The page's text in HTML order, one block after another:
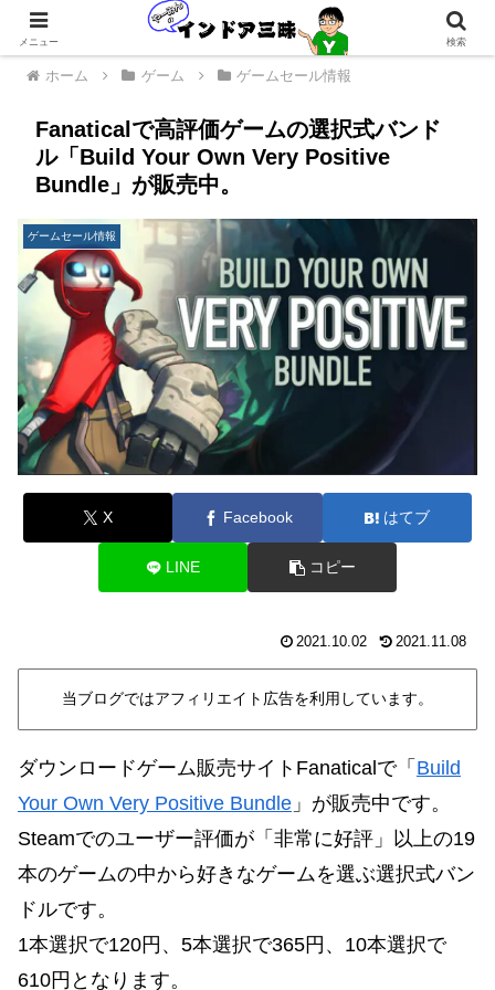
ホーム ゲーム ゲームセール情報
Fanaticalで高評価ゲームの選択式バンド
ル「Build Your Own Very Positive
Bundle」が販売中。
ゲームセール情報
X Facebook はてブ
LINE コピー
2021.10.02 2021.11.08
当ブログではアフィリエイト広告を利用しています。
ダウンロードゲーム販売サイトFanaticalで「 Build
Your Own Very Positive Bundle 」が販売中です。
Steamでのユーザー評価が「非常に好評」以上の19
本のゲームの中から好きなゲームを選ぶ選択式バン
ドルです。
1本選択で120円、5本選択で365円、10本選択で
610円となります。
メニュー 検索